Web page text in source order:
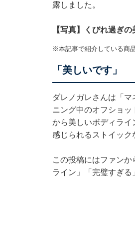
露しました。
【写真】くびれ過ぎ
※本記事で紹介している商
「美しいです」
ダレノガレさんは「
ニング中のオフショ
から美しいボディラ
感じられるストイック
この投稿にはファン
ライン」「完璧すぎる